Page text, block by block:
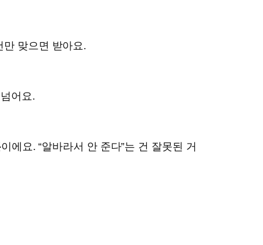
맞으면 받아요.
어요.
이에요. “알바라서 안 준다”는 건 잘못된 거